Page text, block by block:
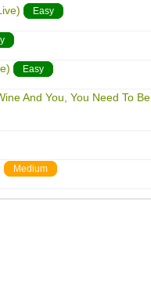
Easy
Easy
And You, You Need To Be
Medium